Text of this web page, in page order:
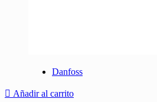
Danfoss
Añadir al carrito